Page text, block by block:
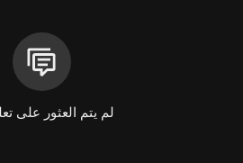
📌 مجموعة الشيخ صالح العصيمي على
J98KRE6OhAN3Cyov1RWU9B
لم يتم العثور على